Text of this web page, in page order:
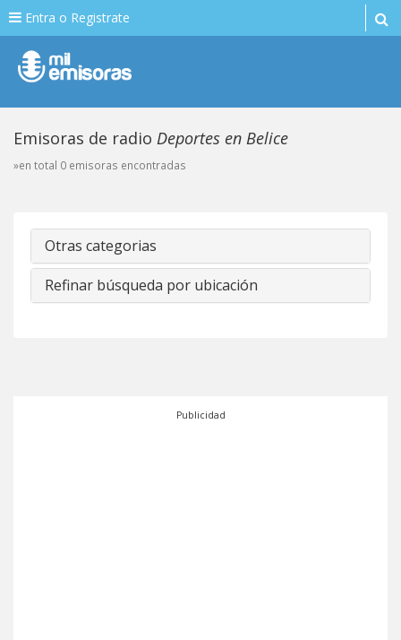
Entra o Registrate
Emisoras de radio Deportes en Belice
»en total 0 emisoras encontradas
Otras categorias
Refinar búsqueda por ubicación
Publicidad